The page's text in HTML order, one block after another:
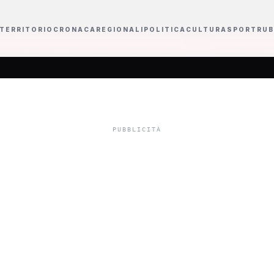
TERRITORIO CRONACA REGIONALI POLITICA CULTURA SPORT